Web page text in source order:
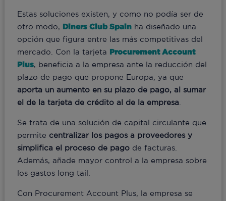
Estas soluciones existen, y como no podía ser de
otro modo, Diners Club Spainha diseñado una
opción que figura entre las más competitivas del
mercado. Con la tarjeta Procurement Account
Plus, beneficia a la empresa ante la reducción del
plazo de pago que propone Europa, ya que
aporta un aumento en su plazo de pago, al sumar
el de la tarjeta de crédito al de la empresa
Se trata de una solución de capital circulante que
permite centralizar los pagos a proveedores y
simplifica el proceso de pagode facturas.
Además, añade mayor control a la empresa sobre
los gastos long tail.
Con Procurement Account Plus, la empresa se